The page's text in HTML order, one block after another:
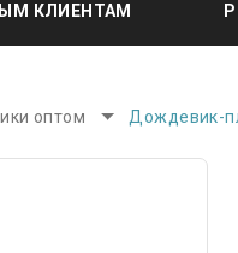
КЛИЕНТАМ
оптом Дождевик-